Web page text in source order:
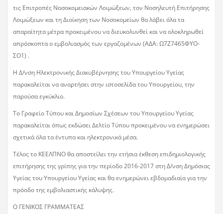
τις Επιτροπές Νοσοκομειακών Λοιμώξεων, τον Νοσηλευτή Επιτήρησης
Λοιμώξεων και τη Διοίκηση των Νοσοκομείων θα λάβει όλα τα
απαραίτητα μέτρα προκειμένου να διευκολυνθεί και να ολοκληρωθεί
απρόσκοπτα ο εμβολιασμός των εργαζομένων (ΑΔΑ: Ω7Ζ7465ΦΥΟ-
ΣΟ1) .
Η Δ/νση Ηλεκτρονικής Διακυβέρνησης του Υπουργείου Υγείας
παρακαλείται να αναρτήσει στην ιστοσελίδα του Υπουργείου, την
παρούσα εγκύκλιο.
Το Γραφείο Τύπου και Δημοσίων Σχέσεων του Υπουργείου Υγείας
παρακαλείται όπως εκδώσει Δελτίο Τύπου προκειμένου να ενημερώσει
σχετικά όλα τα έντυπα και ηλεκτρονικά μέσα.
Τέλος το ΚΕΕΛΠΝΟ θα αποστείλει την ετήσια έκθεση επιδημιολογικής
επιτήρησης της γρίπης για την περίοδο 2016-2017 στη Δ/νση Δημόσιας
Υγείας του Υπουργείου Υγείας και θα ενημερώνει εβδομαδιαία για την
πρόοδο της εμβολιαστικής κάλυψης.
Ο ΓΕΝΙΚΟΣ ΓΡΑΜΜΑΤΕΑΣ